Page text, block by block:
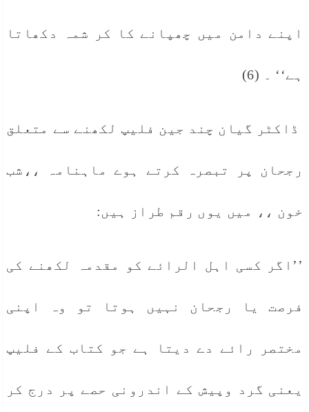
اپنے دامن میں چھپانے کا کر شمہ دکھاتا
ہے‘‘ ۔ (6)
ڈاکٹر گیان چند جین فلیپ لکھنے سے متعلق
رجحان پر تبصرہ کرتے ہوے ماہنامہ ،،شب
خون ،، میں یوں رقم طراز ہیں:
’’اگر کسی اہل الرائے کو مقدمہ لکھنے کی
فرصت یا رجحان نہیں ہوتا تو وہ اپنی
مختصر رائے دے دیتا ہے جو کتاب کے فلیپ
یعنی گرد وپیش کے اندرونی حصے پر درج کر